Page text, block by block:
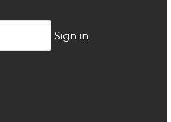
Sign in